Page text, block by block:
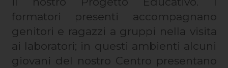
formatori presenti accompagnano
genitori e ragazzi a gruppi nella visita
ai laboratori; in questi ambienti alcuni
giovani del nostro Centro presentano